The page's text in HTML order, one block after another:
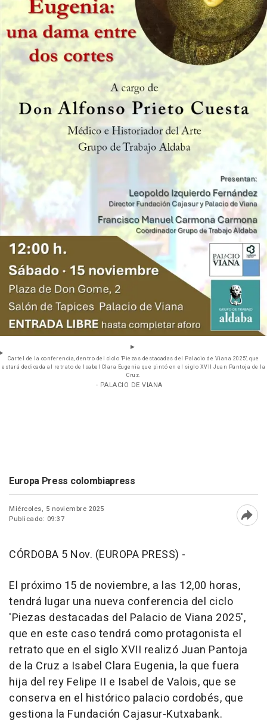
Cartel de la conferencia, dentro del ciclo 'Piezas destacadas del Palacio de Viana 2025', que
estará dedicada al retrato de Isabel Clara Eugenia que pintó en el siglo XVII Juan Pantoja de la
Cruz.
- PALACIO DE VIANA
Europa Press colombiapress
Miércoles, 5 noviembre 2025
Publicado: 09:37
CÓRDOBA 5 Nov. (EUROPA PRESS) -
El próximo 15 de noviembre, a las 12,00 horas,
tendrá lugar una nueva conferencia del ciclo
'Piezas destacadas del Palacio de Viana 2025',
que en este caso tendrá como protagonista el
retrato que en el siglo XVII realizó Juan Pantoja
de la Cruz a Isabel Clara Eugenia, la que fuera
hija del rey Felipe II e Isabel de Valois, que se
conserva en el histórico palacio cordobés, que
gestiona la Fundación Cajasur-Kutxabank.